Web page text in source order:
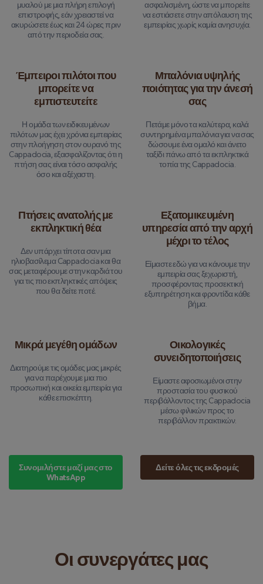
μυαλού με μια πλήρη επιλογή
επιστροφής, εάν χρειαστεί να
ακυρώσετε έως και 24 ώρες πριν
από την περιοδεία σας.
ασφαλισμένη, ώστε να μπορείτε
να εστιάσετε στην απόλαυση της
εμπειρίας χωρίς καμία ανησυχία.
Έμπειροι πιλότοι που
μπορείτε να
εμπιστευτείτε
Η ομάδα των ειδικευμένων
πιλότων μας έχει χρόνια εμπειρίας
στην πλοήγηση στον ουρανό της
Cappadocia, εξασφαλίζοντας ότι η
πτήση σας είναι τόσο ασφαλής
όσο και αξέχαστη.
Μπαλόνια υψηλής
ποιότητας για την άνεσή
σας
Πετάμε μόνο τα καλύτερα, καλά
συντηρημένα μπαλόνια για να σας
δώσουμε ένα ομαλό και άνετο
ταξίδι πάνω από τα εκπληκτικά
τοπία της Cappadocia.
Πτήσεις ανατολής με
εκπληκτική θέα
Δεν υπάρχει τίποτα σαν μια
ηλιοβασίλεμα Cappadocia και θα
σας μεταφέρουμε στην καρδιά του
για τις πιο εκπληκτικές απόψεις
που θα δείτε ποτέ.
Εξατομικευμένη
υπηρεσία από την αρχή
μέχρι το τέλος
Είμαστε εδώ για να κάνουμε την
εμπειρία σας ξεχωριστή,
προσφέροντας προσεκτική
εξυπηρέτηση και φροντίδα κάθε
βήμα.
Μικρά μεγέθη ομάδων
Διατηρούμε τις ομάδες μας μικρές
για να παρέχουμε μια πιο
προσωπική και οικεία εμπειρία για
κάθε επισκέπτη.
Οικολογικές
συνειδητοποιήσεις
Είμαστε αφοσιωμένοι στην
προστασία του φυσικού
περιβάλλοντος της Cappadocia
μέσω φιλικών προς το
περιβάλλον πρακτικών.
Συνομιλήστε μαζί μας στο
WhatsApp
Δείτε όλες τις εκδρομές
Οι συνεργάτες μας